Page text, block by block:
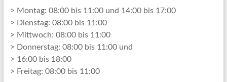
> Montag: 08:00 bis 11:00 und 14:00 bis 17:00
> Dienstag: 08:00 bis 11:00
> Mittwoch: 08:00 bis 11:00
> Donnerstag: 08:00 bis 11:00 und
> 16:00 bis 18:00
> Freitag: 08:00 bis 11:00